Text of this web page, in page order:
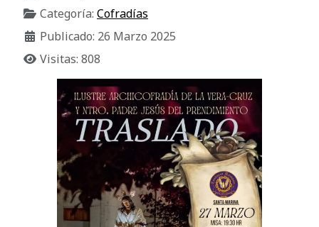
Categoría: Cofradías
Publicado: 26 Marzo 2025
Visitas: 808